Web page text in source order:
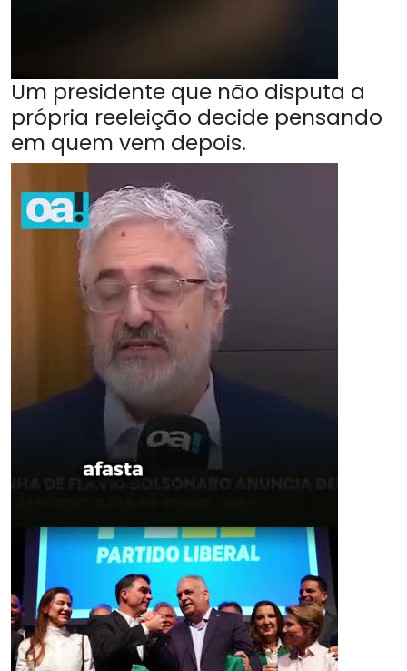
Um presidente que não disputa a
própria reeleição decide pensando
em quem vem depois.